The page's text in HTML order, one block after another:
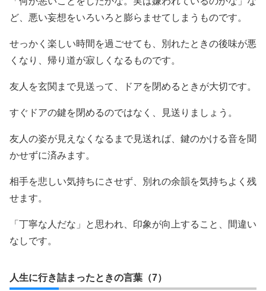
ど、悪い妄想をいろいろと膨らませてしまうものです。
せっかく楽しい時間を過ごせても、別れたときの後味が悪
くなり、帰り道が寂しくなるものです。
友人を玄関まで見送って、ドアを閉めるときが大切です。
すぐドアの鍵を閉めるのではなく、見送りましょう。
友人の姿が見えなくなるまで見送れば、鍵のかける音を聞
かせずに済みます。
相手を悲しい気持ちにさせず、別れの余韻を気持ちよく残
せます。
「丁寧な人だな」と思われ、印象が向上すること、間違い
なしです。
人生に行き詰まったときの言葉（7）